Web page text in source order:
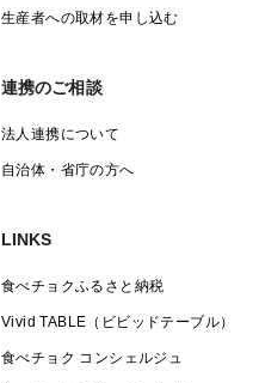
生産者への取材を申し込む
連携のご相談
法人連携について
自治体・省庁の方へ
LINKS
食べチョクふるさと納税
Vivid TABLE（ビビッドテーブル）
食べチョク コンシェルジュ